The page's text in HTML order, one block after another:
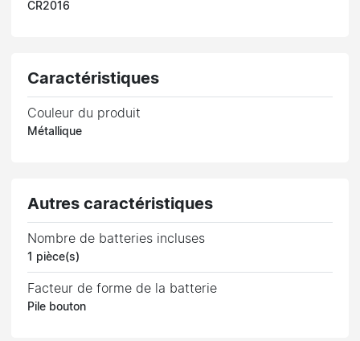
CR2016
Caractéristiques
Couleur du produit
Métallique
Autres caractéristiques
Nombre de batteries incluses
1 pièce(s)
Facteur de forme de la batterie
Pile bouton